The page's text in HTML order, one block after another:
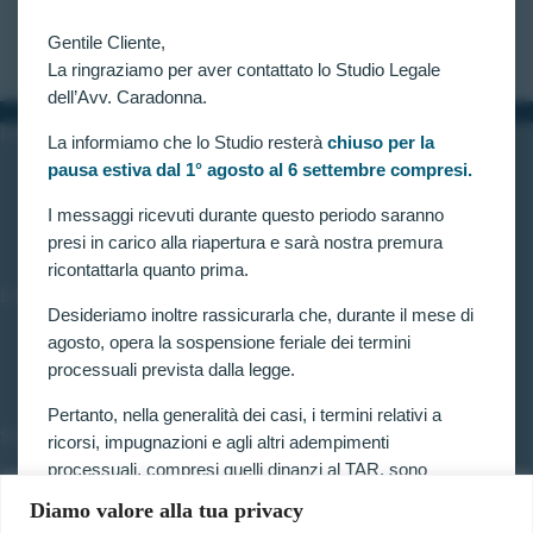
Diamo valore alla tua privacy
Gentile Cliente,
La ringraziamo per aver contattato lo Studio Legale
dell’Avv. Caradonna.
La informiamo che lo Studio resterà chiuso per la
pausa estiva dal 1° agosto al 6 settembre compresi.
I messaggi ricevuti durante questo periodo saranno
presi in carico alla riapertura e sarà nostra premura
ricontattarla quanto prima.
Desideriamo inoltre rassicurarla che, durante il mese di
agosto, opera la sospensione feriale dei termini
processuali prevista dalla legge.
Pertanto, nella generalità dei casi, i termini relativi a
ricorsi, impugnazioni e agli altri adempimenti
processuali, compresi quelli dinanzi al TAR, sono
CLAUDIA CARADONNA
INFORMAZIONI
Home
Contatti
Prenota consulenza
Privacy e Cookie Policy
SERVIZI
Forze armate e polizia
Concorsi pubblici